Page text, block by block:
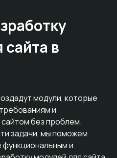
в
модули, которые
и
без проблем.
задачи, мы поможем
функциональным и